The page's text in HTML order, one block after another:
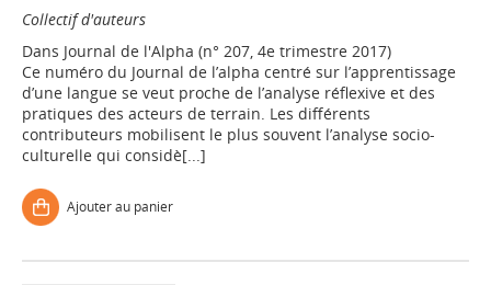
Collectif d'auteurs
Dans Journal de l'Alpha (n° 207, 4e trimestre 2017)
Ce numéro du Journal de l’alpha centré sur l’apprentissage
d’une langue se veut proche de l’analyse réflexive et des
pratiques des acteurs de terrain. Les différents
contributeurs mobilisent le plus souvent l’analyse socio­
culturelle qui considè[...]
Ajouter au panier